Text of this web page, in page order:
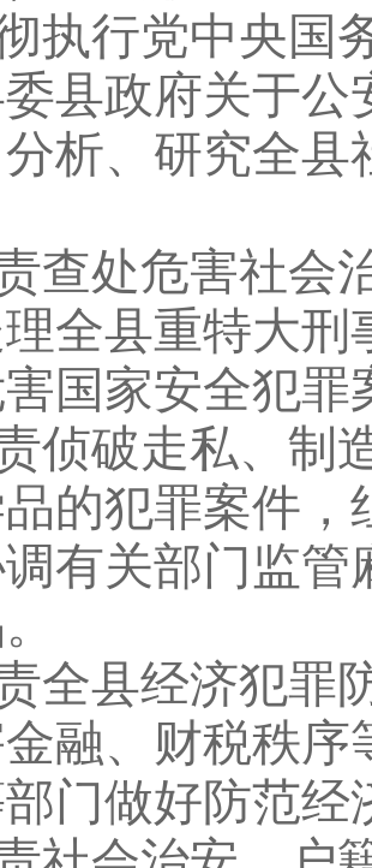
执行党中央国
县政府关于
析、研究全
查处危害社会
全县重特大
国家安全犯罪
侦破走私、制
的犯罪案件
有关部门监
全县经济犯罪
融、财税秩
门做好防范经